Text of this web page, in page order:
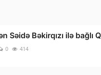
Səidə Bəkirqızı ilə bağlı
0 414